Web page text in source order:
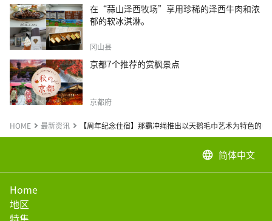
在“蒜山泽西牧场”享用珍稀的泽西牛肉和浓
郁的软冰淇淋。
冈山县
京都7个推荐的赏枫景点
京都府
HOME 最新资讯 【周年纪念住宿】那霸冲绳推出以天鹅毛巾艺术为特色的
language 简体中文
Home
地区